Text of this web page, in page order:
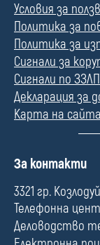
Условия за
Политика за
Политика за
Сигнали за
Сигнали по
Декларация за
Карта на сайта
П
л
е
За контакти
3321 гр. Козлодуй
Телефонна
Деловодство